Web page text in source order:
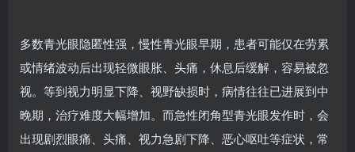
多数青光眼隐匿性强，慢性青光眼早期，患者可能仅在劳累
或情绪波动后出现轻微眼胀、头痛，休息后缓解，容易被忽
视。等到视力明显下降、视野缺损时，病情往往已进展到中
晚期，治疗难度大幅增加。而急性闭角型青光眼发作时，会
出现剧烈眼痛、头痛、视力急剧下降、恶心呕吐等症状，常